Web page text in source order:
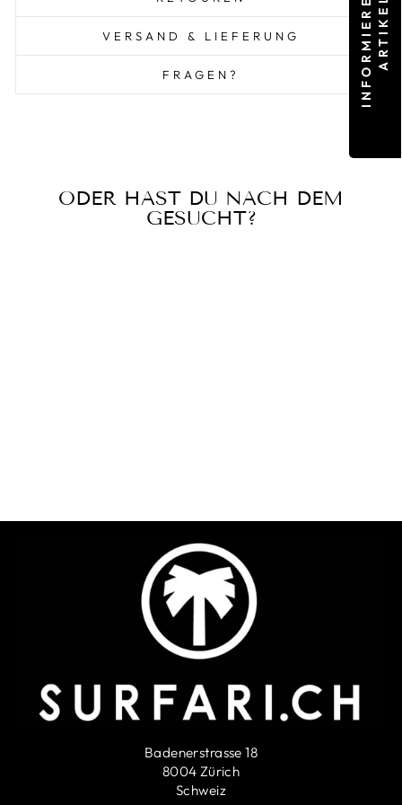
VERSAND & LIEFERUNG
FRAGEN?
ODER HAST DU NACH DEM
GESUCHT?
Badenerstrasse 18
8004 Zürich
Schweiz